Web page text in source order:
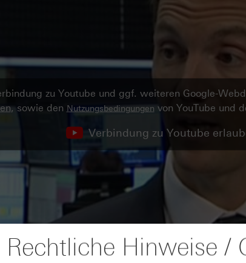
zu Youtube und ggf. weiteren Google-
, sowie den Nutzungsbedingungenvon YouTube und
Verbindung zu Youtube
Rechtliche Hinweise /